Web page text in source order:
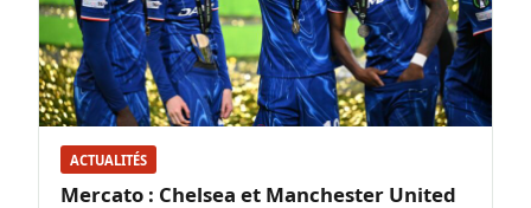
ACTUALITÉS
Mercato : Chelsea et Manchester United